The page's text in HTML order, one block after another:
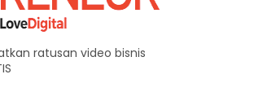
ratusan video bisnis